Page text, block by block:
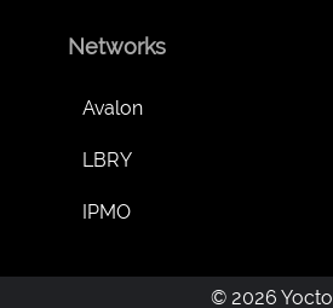
Networks
Avalon
LBRY
IPMO
© 2026 Yocto